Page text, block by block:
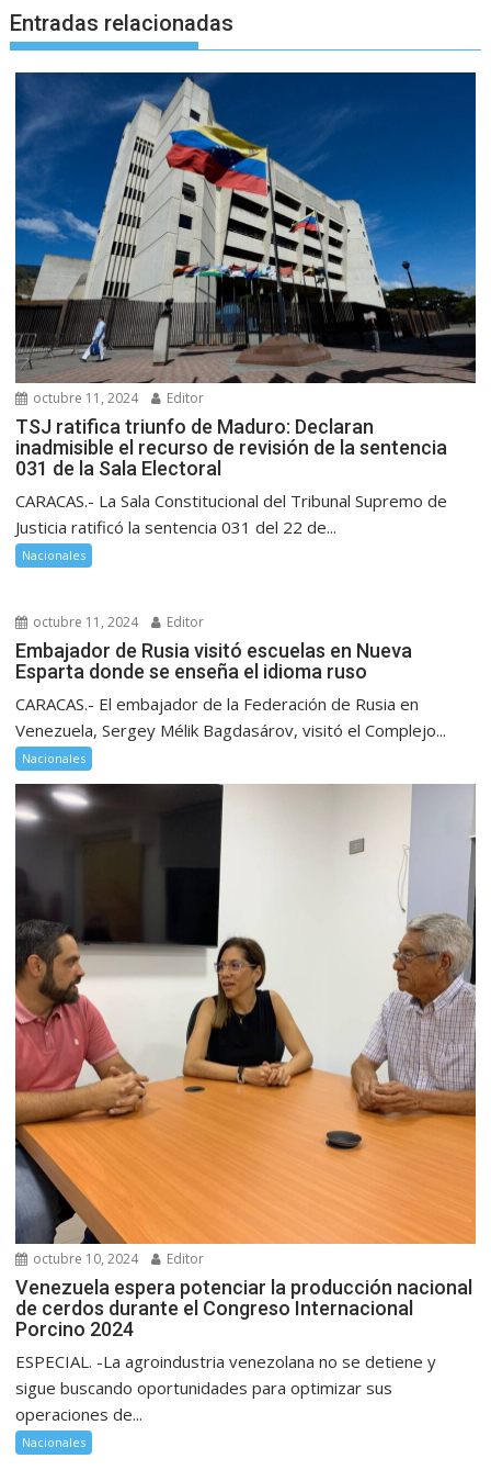
Entradas relacionadas
octubre 11, 2024 Editor
TSJ ratifica triunfo de Maduro: Declaran
inadmisible el recurso de revisión de la sentencia
031 de la Sala Electoral
CARACAS.- La Sala Constitucional del Tribunal Supremo de
Justicia ratificó la sentencia 031 del 22 de...
Nacionales
octubre 11, 2024 Editor
Embajador de Rusia visitó escuelas en Nueva
Esparta donde se enseña el idioma ruso
CARACAS.- El embajador de la Federación de Rusia en
Venezuela, Sergey Mélik Bagdasárov, visitó el Complejo...
Nacionales
octubre 10, 2024 Editor
Venezuela espera potenciar la producción nacional
de cerdos durante el Congreso Internacional
Porcino 2024
ESPECIAL. -La agroindustria venezolana no se detiene y
sigue buscando oportunidades para optimizar sus
operaciones de...
Nacionales